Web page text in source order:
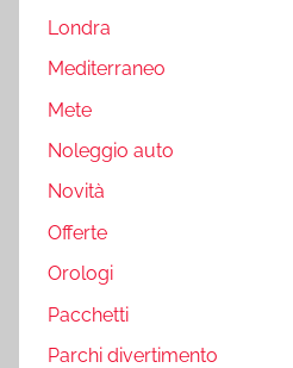
Londra
Mediterraneo
Mete
Noleggio auto
Novità
Offerte
Orologi
Pacchetti
Parchi divertimento